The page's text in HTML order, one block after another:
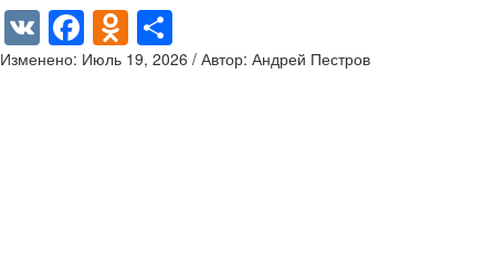
VKFacebook
Odnoklassniki
Изменено: Июль 19, 2026 / Автор: Андрей Пестров